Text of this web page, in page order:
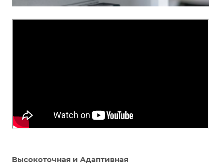
Высокоточная и Адаптивная